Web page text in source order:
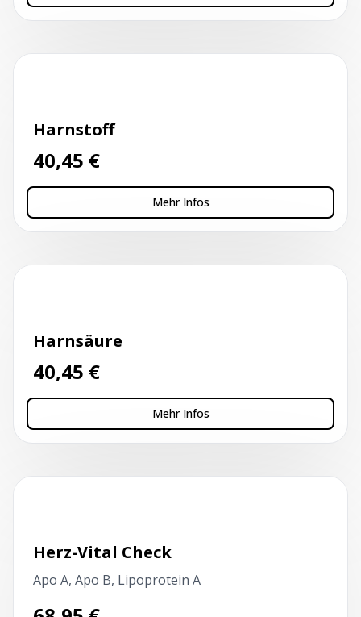
Harnstoff
40,45 €
Mehr Infos
Harnsäure
40,45 €
Mehr Infos
Herz-Vital Check
Apo A, Apo B, Lipoprotein A